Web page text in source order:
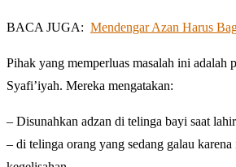
BACA JUGA: Mendengar Azan Harus
Pihak yang memperluas masalah ini adalah
Syafi’iyah. Mereka mengatakan:
– Disunahkan adzan di telinga bayi saat
– di telinga orang yang sedang galau